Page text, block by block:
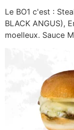
Le BO1 c'est :
BLACK ANGUS),
moelleux. Sauce